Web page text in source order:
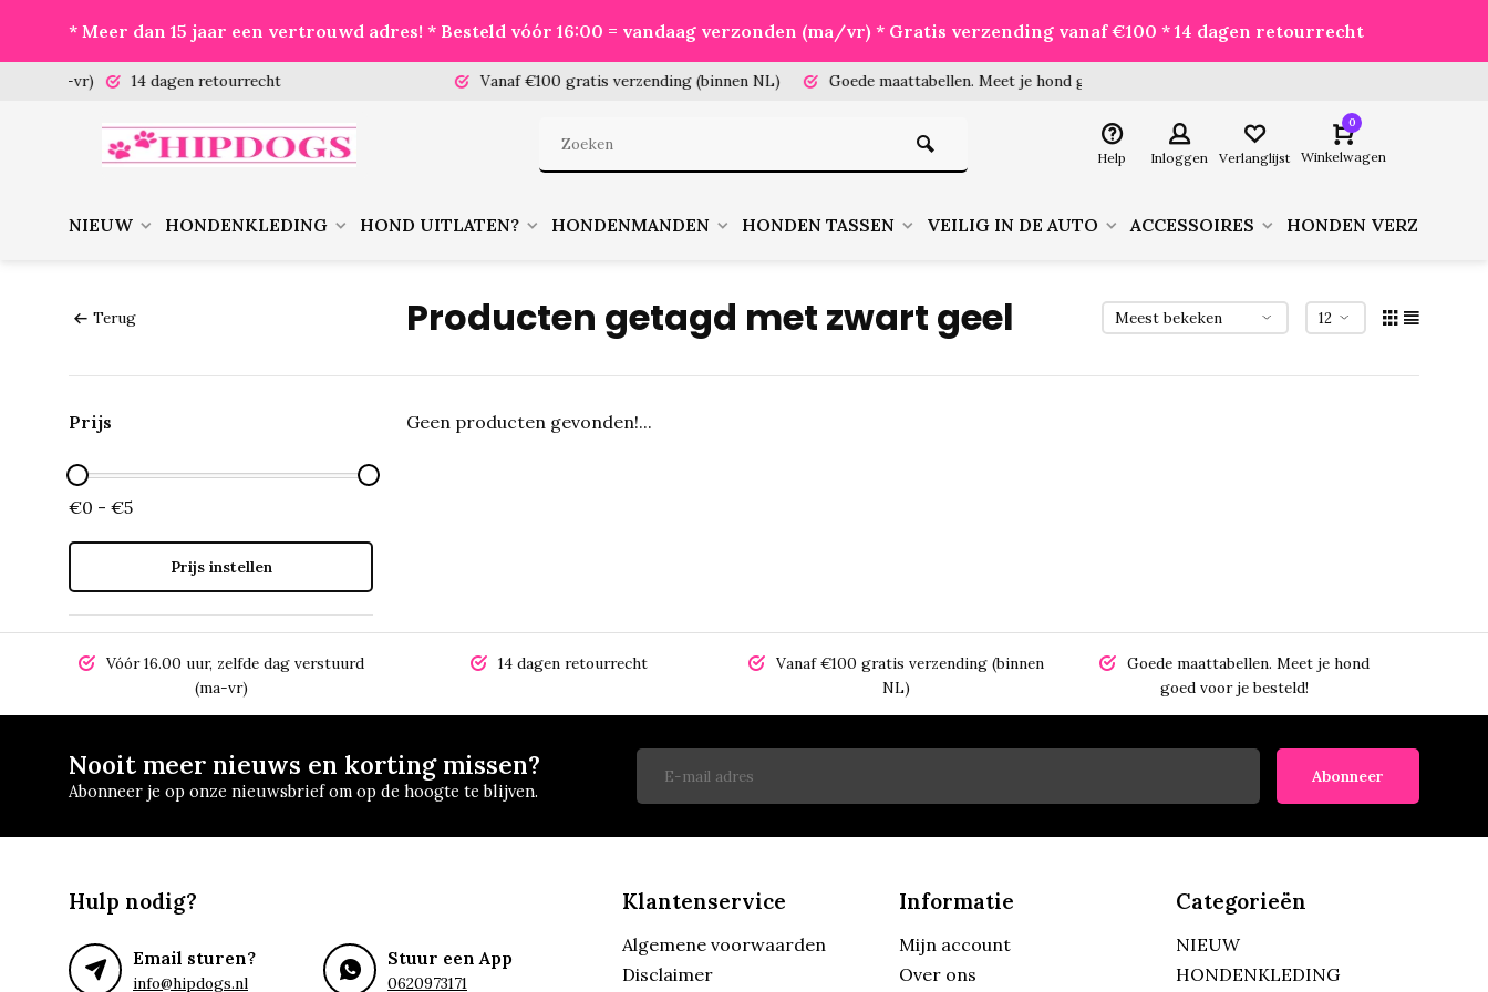
* Meer dan 15 jaar een vertrouwd adres! * Besteld vóór 16:00 = vandaag verzonden (ma/vr) * Gratis verzending vanaf €100 * 14 dagen retourrecht
14 dagen retourrecht Vanaf €100 gratis verzending (binnen NL) Goede maattabellen.Meet je hond goed voor je besteld!
Help Inloggen Verlanglijst
0
Winkelwagen
NIEUW HONDENKLEDING HOND UITLATEN? HONDENMANDEN HONDEN TASSEN VEILIG IN DE AUTO ACCESSOIRES HONDEN
Terug Producten getagd met zwart geel
Prijs
€0 - €5
Prijs instellen
Geen producten gevonden!...
Vóór 16.00 uur, zelfde dag verstuurd
(ma-vr)
14 dagen retourrecht
Vanaf €100 gratis verzending (binnen
NL)
Goede maattabellen. Meet je hond
goed voor je besteld!
Nooit meer nieuws en korting missen?
Abonneer je op onze nieuwsbrief om op de hoogte te blijven.
Abonneer
Hulp nodig?
Email sturen?
info@hipdogs.nl
Stuur een App
0620973171
Klantenservice
Algemene voorwaarden
Disclaimer
Informatie
Mijn account
Over ons
Categorieën
NIEUW
HONDENKLEDING